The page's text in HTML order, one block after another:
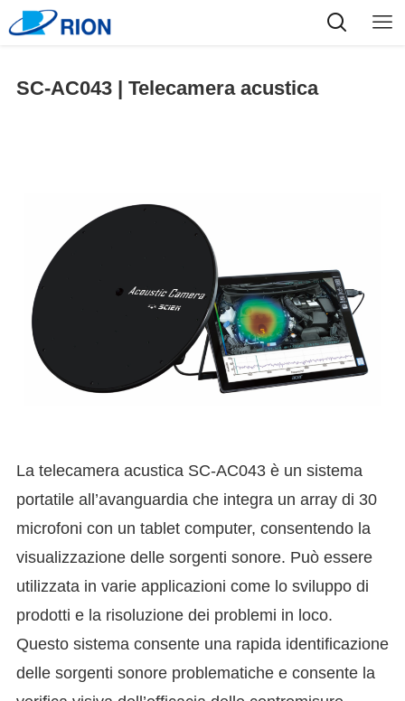
SC-AC043 | Telecamera acustica
La telecamera acustica SC-AC043 è un sistema
portatile all’avanguardia che integra un array di 30
microfoni con un tablet computer, consentendo la
visualizzazione delle sorgenti sonore. Può essere
utilizzata in varie applicazioni come lo sviluppo di
prodotti e la risoluzione dei problemi in loco.
Questo sistema consente una rapida identificazione
delle sorgenti sonore problematiche e consente la